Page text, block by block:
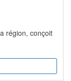
région, conçoit